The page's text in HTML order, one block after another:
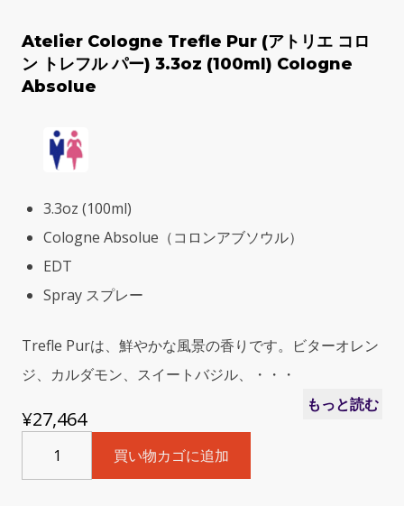
Atelier Cologne Trefle Pur (アトリエ コロ
ン トレフル パー) 3.3oz (100ml) Cologne
Absolue
3.3oz (100ml)
Cologne Absolue（コロンアブソウル）
EDT
Spray スプレー
Trefle Purは、鮮やかな風景の香りです。ビターオレン
ジ、カルダモン、スイートバジル、・・・
もっと読む
¥27,464
Cologne
Trefle
買い物カゴに追加